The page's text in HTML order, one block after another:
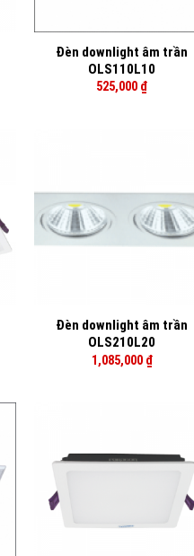
Đèn downlight âm trần
OLS110L10
525,000 ₫
Đèn downlight âm trần
OLS210L20
1,085,000 ₫